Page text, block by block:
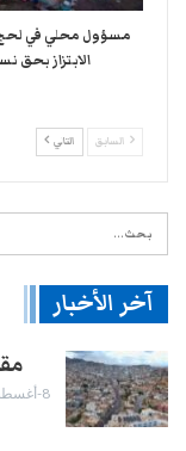
مسؤول محلي في
الابتزاز بحق
السابق التالي
آخر الأخبار
8-أغسطس- 2026